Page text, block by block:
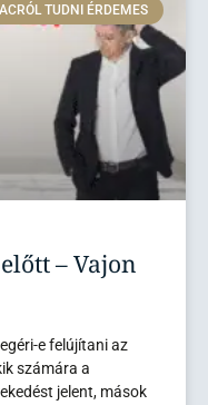
TUDNI ÉRDEMES
– Vajon
e felújítani az
számára a
jelent, mások